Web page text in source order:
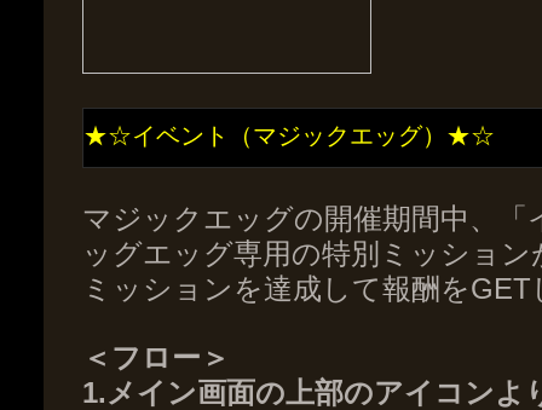
★☆イベント（マジックエッグ）★☆
マジックエッグの開催期間中、
ッグエッグ専用の特別ミッショ
ミッションを達成して報酬をGET
＜フロー＞
1.メイン画面の上部のアイコンよ